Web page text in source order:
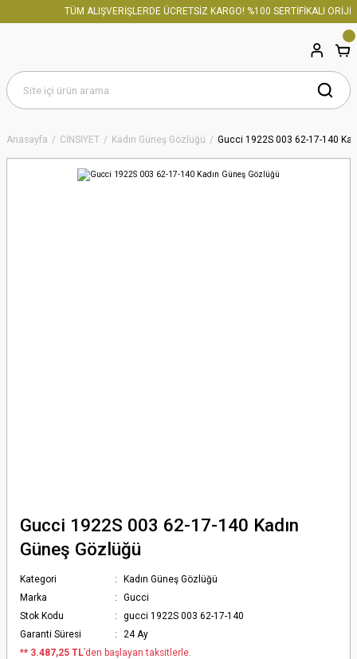
TÜM ALIŞVERİŞLERDE ÜCRETSİZ KARGO! %100 SERTİFİKALI
Anasayfa CİNSİYET Kadın Güneş Gözlüğü Gucci 1922S 003 62-17-140
Gucci 1922S 003 62-17-140 Kadın
Güneş Gözlüğü
Kategori
Kadın Güneş Gözlüğü
Marka
Gucci
Stok Kodu
gucci 1922S 003 62-17-140
Garanti Süresi
24 Ay
** 3.487,25 TL’den başlayan taksitlerle.